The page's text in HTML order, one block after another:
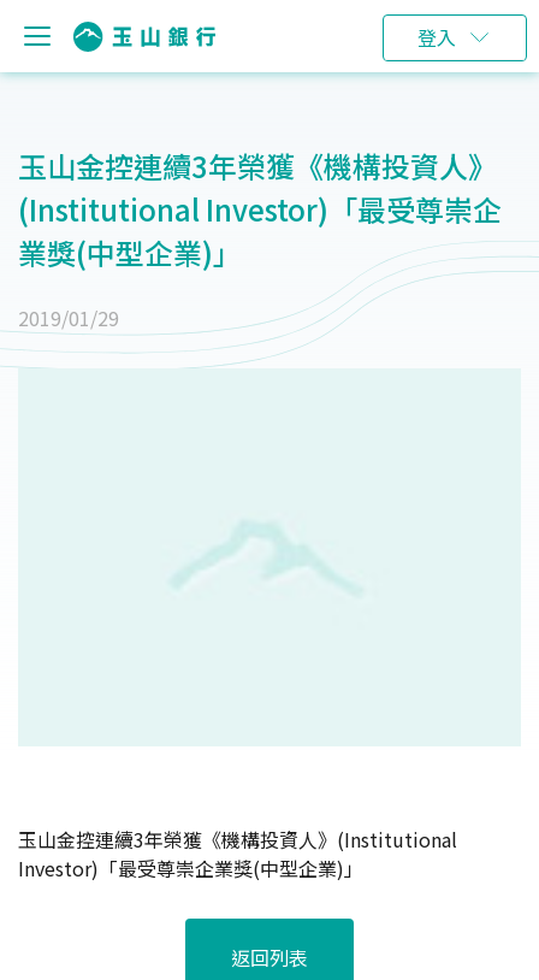
登入
玉山金控連續3年榮獲《機構投資人》
(Institutional Investor)「最受尊崇企
業獎(中型企業)」
2019/01/29
玉山金控連續3年榮獲《機構投資人》(Institutional
Investor)「最受尊崇企業獎(中型企業)」
返回列表